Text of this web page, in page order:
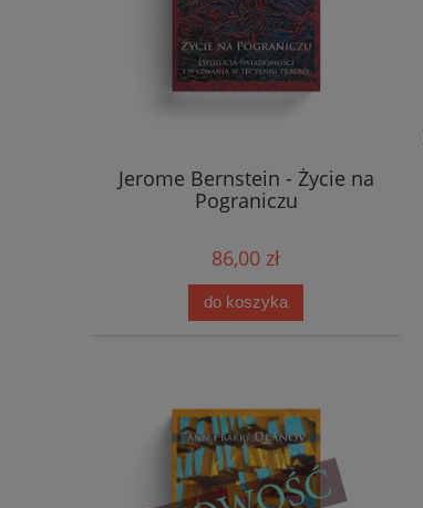
Jerome Bernstein - Życie na
Pograniczu
86,00 zł
do koszyka